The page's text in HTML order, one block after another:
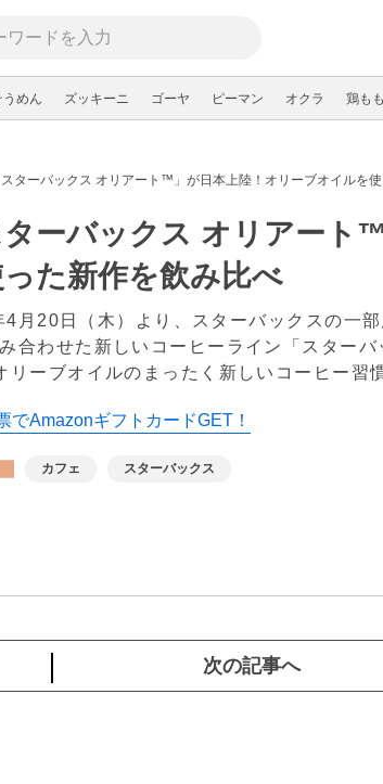
うめん ズッキーニ ゴーヤ ピーマン オクラ 鶏も
スターバックス オリアート™」が日本上陸！オリーブオイルを
ターバックス オリアー
た新作を飲み比べ
4月20日（木）より、スターバックスの一
合わせた新しいコーヒーライン「スター
リーブオイルのまったく新しいコーヒー習
でAmazonギフトカードGET！
カフェ スターバックス
次の記事へ